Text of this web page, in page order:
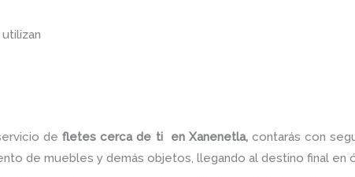
defletes cerca de ti en Xanenetla,contarás con
de muebles y demás objetos, llegando al destino final en